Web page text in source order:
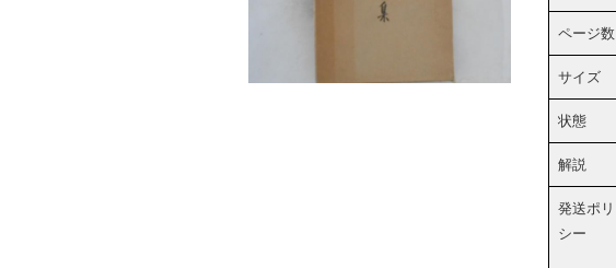
ページ数
サイズ
状態
解説
発送ポリ
シー